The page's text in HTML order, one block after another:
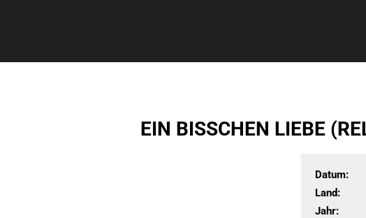
EIN BISSCHEN LIEBE
Datum:
Land:
Jahr: